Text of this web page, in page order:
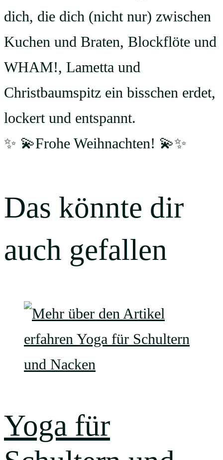
dich, die dich (nicht nur) zwischen
Kuchen und Braten, Blockflöte und
WHAM!, Lametta und
Christbaumspitz ein bisschen erdet,
lockert und entspannt.
✨ 💫Frohe Weihnachten! 💫✨
Das könnte dir
auch gefallen
Yoga für